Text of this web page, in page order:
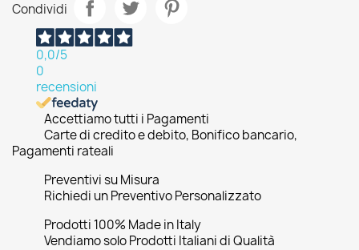
Condividi
0,0/5
0
recensioni
Accettiamo tutti i Pagamenti
Carte di credito e debito, Bonifico bancario,
Pagamenti rateali
Preventivi su Misura
Richiedi un Preventivo Personalizzato
Prodotti 100% Made in Italy
Vendiamo solo Prodotti Italiani di Qualità